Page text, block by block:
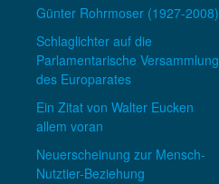
Günter Rohrmoser (1927-2008)
Schlaglichter auf die
Parlamentarische Versammlung
des Europarates
Ein Zitat von Walter Eucken
allem voran
Neuerscheinung zur Mensch-
Nutztier-Beziehung